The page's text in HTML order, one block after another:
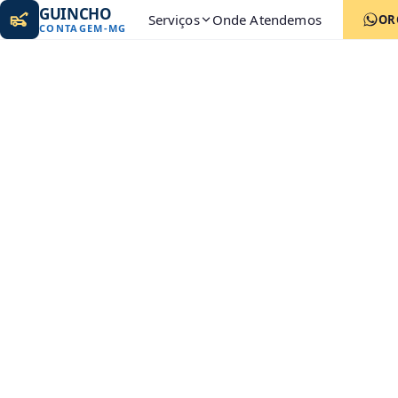
GUINCHO
CONTAGEM-MG Serviços Onde Atendemos